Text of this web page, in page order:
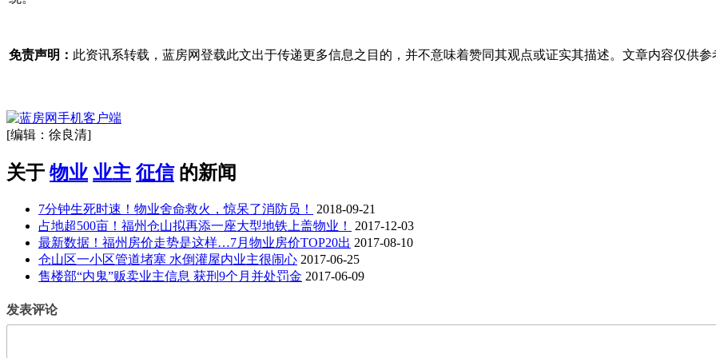
免责声明： 此资讯系转载，蓝房网登载此文出于传递更多信息之目的，并不意味着赞同其观点或证实其描述。文章内容仅供参
[编辑：徐良清]
关于 物业 业主 征信 的新闻
7分钟生死时速！物业舍命救火，惊呆了消防员！
2018-09-21
占地超500亩！福州仓山拟再添一座大型地铁上盖物业！
2017-12-03
最新数据！福州房价走势是这样…7月物业房价TOP20出 2017-08-10
仓山区一小区管道堵塞 水倒灌屋内业主很闹心 2017-06-25
售楼部“内鬼”贩卖业主信息 获刑9个月并处罚金 2017-06-09
发表评论